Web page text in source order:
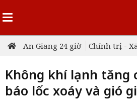
An Giang 24 giờ Chính trị -
Không khí lạnh tăng
báo lốc xoáy và gió